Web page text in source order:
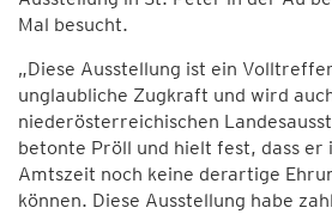
Mal besucht.
„Diese Ausstellung ist ein
unglaubliche Zugkraft und wird
niederösterreichischen
betonte Pröll und hielt fest, dass er
Amtszeit noch keine derartige
können. Diese Ausstellung habe